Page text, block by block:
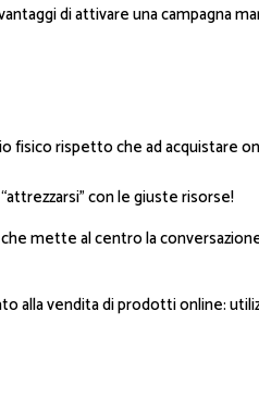
di attivare una campagna
rispetto che ad acquistare
con le giuste risorse!
mette al centro la
alla vendita di prodotti online: